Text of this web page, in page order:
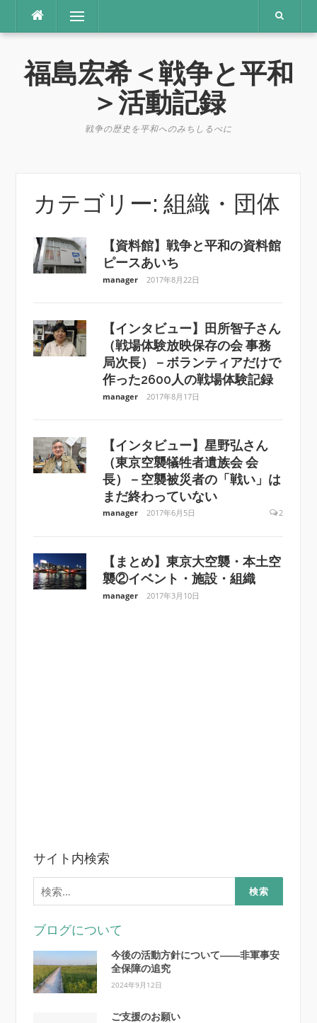
テ
メニュー
福島宏希＜戦争と平和
＞活動記録
戦争の歴史を平和へのみちしるべに
カテゴリー: 組織・団体
【資料館】戦争と平和の資料館
ピースあいち
manager 2017年8月22日
【インタビュー】田所智子さん
（戦場体験放映保存の会 事務
局次長）－ボランティアだけで
作った2600人の戦場体験記録
manager 2017年8月17日
【インタビュー】星野弘さん
（東京空襲犠牲者遺族会 会
長）－空襲被災者の「戦い」は
まだ終わっていない
manager 2017年6月5日 2
【まとめ】東京大空襲・本土空
襲②イベント・施設・組織
manager 2017年3月10日
サイト内検索
検
索:
ブログについて
今後の活動方針について――非軍事安
全保障の追究
2024年9月12日
ご支援のお願い